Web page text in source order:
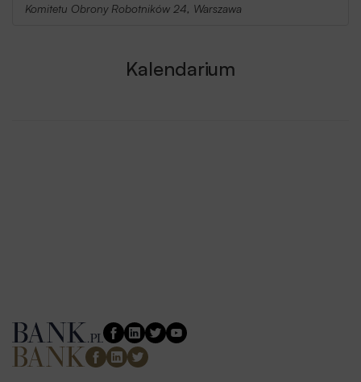
Komitetu Obrony Robotników 24, Warszawa
Kalendarium